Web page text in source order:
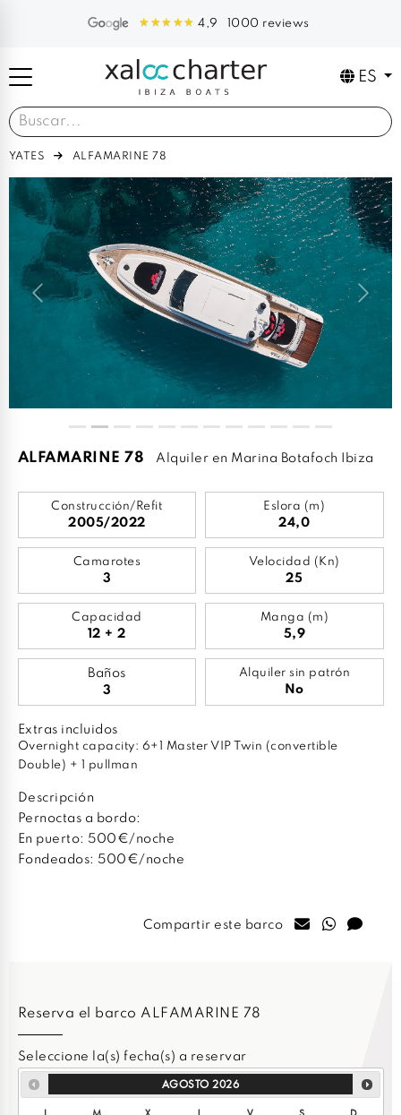
4,9 1000 reviews
ES
YATES ALFAMARINE 78
Previous Next
ALFAMARINE 78 Alquiler en Marina Botafoch Ibiza
Construcción/Refit
2005/2022
Eslora (m)
24,0
Camarotes
3
Velocidad (Kn)
25
Capacidad
12 + 2
Manga (m)
5,9
Baños
3
Alquiler sin patrón
No
Extras incluidos
Overnight capacity: 6+1 Master VIP Twin (convertible
Double) + 1 pullman
Descripción
Pernoctas a bordo:
En puerto: 500€/noche
Fondeados: 500€/noche
Compartir este barco
Reserva el barco ALFAMARINE 78
Seleccione la(s) fecha(s) a reservar
AGOSTO 2026